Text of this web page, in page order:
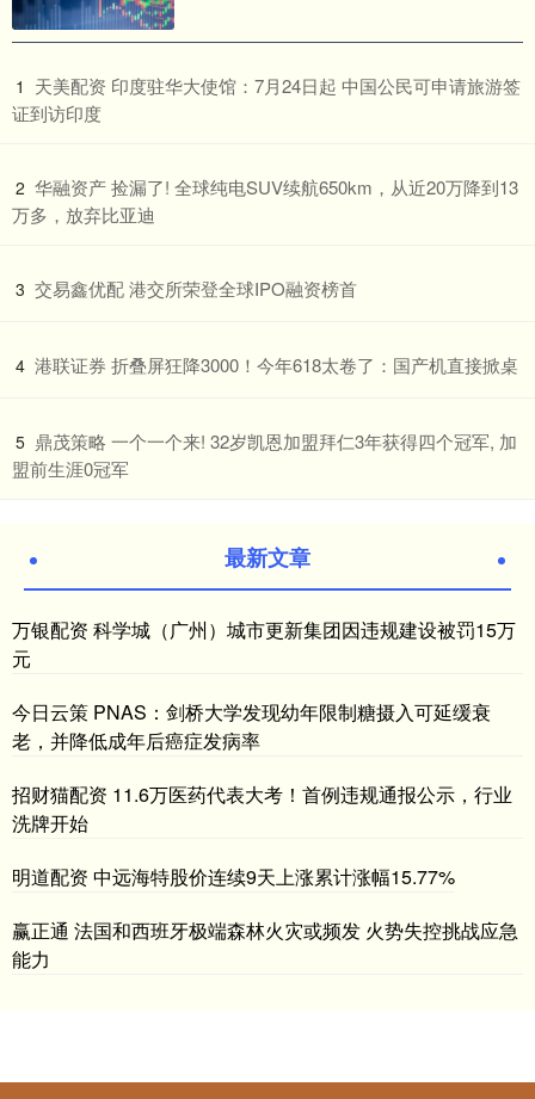
1 ​天美配资 印度驻华大使馆：7月24日起 中国公民可申请旅游签
证到访印度
2 ​华融资产 捡漏了! 全球纯电SUV续航650km，从近20万降到13
万多，放弃比亚迪
3 ​交易鑫优配 港交所荣登全球IPO融资榜首
4 ​港联证券 折叠屏狂降3000！今年618太卷了：国产机直接掀桌
5 ​鼎茂策略 一个一个来! 32岁凯恩加盟拜仁3年获得四个冠军, 加
盟前生涯0冠军
最新文章
万银配资 科学城（广州）城市更新集团因违规建设被罚15万
元
今日云策 PNAS：剑桥大学发现幼年限制糖摄入可延缓衰
老，并降低成年后癌症发病率
招财猫配资 11.6万医药代表大考！首例违规通报公示，行业
洗牌开始
明道配资 中远海特股价连续9天上涨累计涨幅15.77%
赢正通 法国和西班牙极端森林火灾或频发 火势失控挑战应急
能力